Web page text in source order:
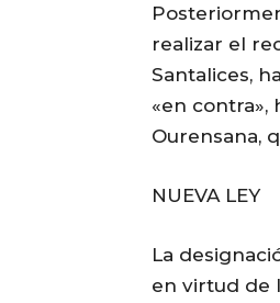
realizar el
Santalices,
«en contra»,
Ourensana,
NUEVA LEY
La
en virtud de